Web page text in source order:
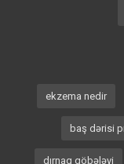
ekzema nedir
baş dərisi
dırnaq göbələyi